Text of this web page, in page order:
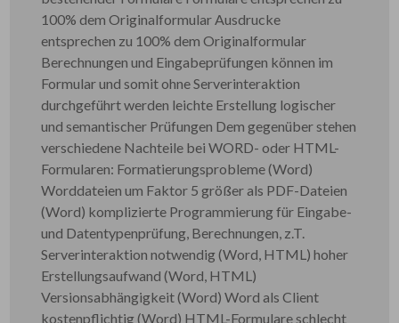
100% dem Originalformular Ausdrucke
entsprechen zu 100% dem Originalformular
Berechnungen und Eingabeprüfungen können im
Formular und somit ohne Serverinteraktion
durchgeführt werden leichte Erstellung logischer
und semantischer Prüfungen Dem gegenüber stehen
verschiedene Nachteile bei WORD- oder HTML-
Formularen: Formatierungsprobleme (Word)
Worddateien um Faktor 5 größer als PDF-Dateien
(Word) komplizierte Programmierung für Eingabe-
und Datentypenprüfung, Berechnungen, z.T.
Serverinteraktion notwendig (Word, HTML) hoher
Erstellungsaufwand (Word, HTML)
Versionsabhängigkeit (Word) Word als Client
kostenpflichtig (Word) HTML-Formulare schlecht